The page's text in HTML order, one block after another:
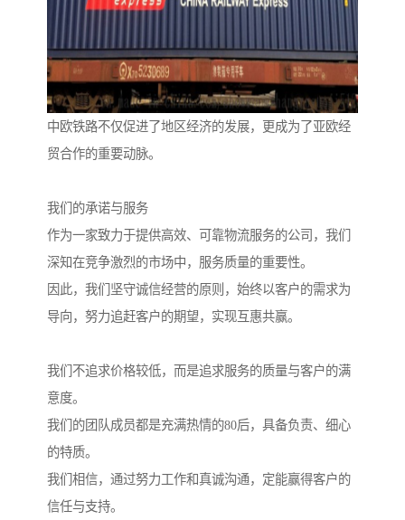
中欧铁路不仅促进了地区经济的发展，更成为了亚欧经
贸合作的重要动脉。
我们的承诺与服务
作为一家致力于提供高效、可靠物流服务的公司，我们
深知在竞争激烈的市场中，服务质量的重要性。
因此，我们坚守诚信经营的原则，始终以客户的需求为
导向，努力追赶客户的期望，实现互惠共赢。
我们不追求价格较低，而是追求服务的质量与客户的满
意度。
我们的团队成员都是充满热情的80后，具备负责、细心
的特质。
我们相信，通过努力工作和真诚沟通，定能赢得客户的
信任与支持。